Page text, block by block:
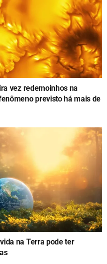
vez redemoinhos na
previsto há mais de
na Terra pode ter